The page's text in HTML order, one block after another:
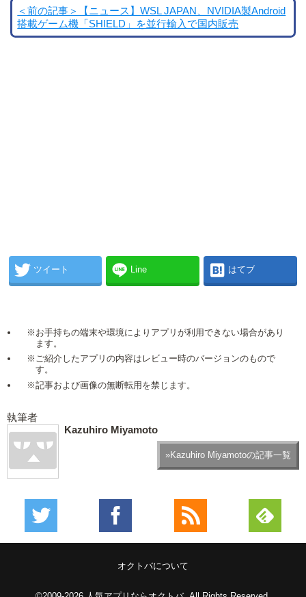
＜前の記事＞【ニュース】WSL JAPAN、NVIDIA製Android
搭載ゲーム機「SHIELD」を並行輸入で国内販売
ツイート Line はてブ
※お手持ちの端末や環境によりアプリが利用できない場合があり
ます。
※ご紹介したアプリの内容はレビュー時のバージョンのもので
す。
※記事および画像の無断転用を禁じます。
執筆者
Kazuhiro Miyamoto
»Kazuhiro Miyamotoの記事一覧
オクトバについて